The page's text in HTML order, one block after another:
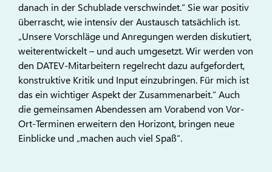
danach in der Schublade verschwindet.“ Sie war positiv
überrascht, wie intensiv der Austausch tatsächlich ist.
„Unsere Vorschläge und Anregungen werden diskutiert,
weiterentwickelt – und auch umgesetzt. Wir werden von
den DATEV-Mitarbeitern regelrecht dazu aufgefordert,
konstruktive Kritik und Input einzubringen. Für mich ist
das ein wichtiger Aspekt der Zusammenarbeit.“ Auch
die gemeinsamen Abendessen am Vorabend von Vor-
Ort-Terminen erweitern den Horizont, bringen neue
Einblicke und „machen auch viel Spaß“.